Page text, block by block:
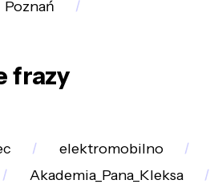
Poznań
frazy
elektromobilno
Akademia_Pana_Kleksa